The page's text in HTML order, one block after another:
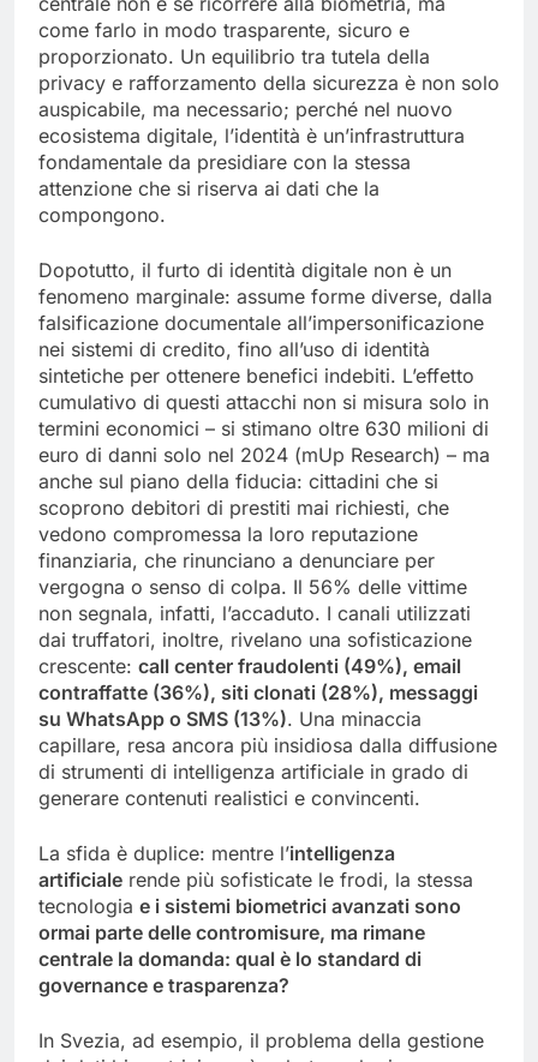
come farlo in modo trasparente, sicuro e
proporzionato. Un equilibrio tra tutela della
privacy e rafforzamento della sicurezza è non solo
auspicabile, ma necessario; perché nel nuovo
ecosistema digitale, l’identità è un’infrastruttura
fondamentale da presidiare con la stessa
attenzione che si riserva ai dati che la
compongono.
Dopotutto, il furto di identità digitale non è un
fenomeno marginale: assume forme diverse, dalla
falsificazione documentale all’impersonificazione
nei sistemi di credito, fino all’uso di identità
sintetiche per ottenere benefici indebiti. L’effetto
cumulativo di questi attacchi non si misura solo in
termini economici – si stimano oltre 630 milioni di
euro di danni solo nel 2024 (mUp Research) – ma
anche sul piano della fiducia: cittadini che si
scoprono debitori di prestiti mai richiesti, che
vedono compromessa la loro reputazione
finanziaria, che rinunciano a denunciare per
vergogna o senso di colpa. Il 56% delle vittime
non segnala, infatti, l’accaduto. I canali utilizzati
dai truffatori, inoltre, rivelano una sofisticazione
crescente: call center fraudolenti (49%), email
contraffatte (36%), siti clonati (28%), messaggi
su WhatsApp o SMS (13%). Una minaccia
capillare, resa ancora più insidiosa dalla diffusione
di strumenti di intelligenza artificiale in grado di
generare contenuti realistici e convincenti.
La sfida è duplice: mentre l’intelligenza
artificiale rende più sofisticate le frodi, la stessa
tecnologia e i sistemi biometrici avanzati sono
ormai parte delle contromisure, ma rimane
centrale la domanda: qual è lo standard di
governance e trasparenza?
In Svezia, ad esempio, il problema della gestione